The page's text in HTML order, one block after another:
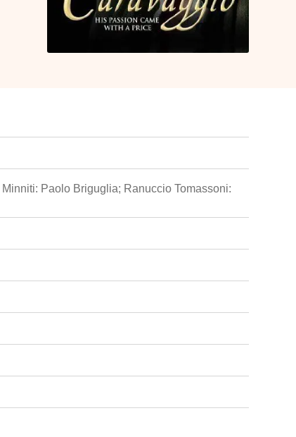
Paolo Briguglia; Ranuccio Tomassoni: